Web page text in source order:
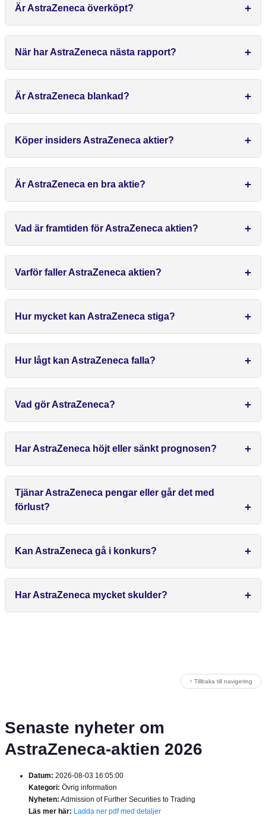
Är AstraZeneca överköpt?
När har AstraZeneca nästa rapport?
Är AstraZeneca blankad?
Köper insiders AstraZeneca aktier?
Är AstraZeneca en bra aktie?
Vad är framtiden för AstraZeneca aktien?
Varför faller AstraZeneca aktien?
Hur mycket kan AstraZeneca stiga?
Hur lågt kan AstraZeneca falla?
Vad gör AstraZeneca?
Har AstraZeneca höjt eller sänkt prognosen?
Tjänar AstraZeneca pengar eller går det med
förlust?
Kan AstraZeneca gå i konkurs?
Har AstraZeneca mycket skulder?
↑ Tillbaka till navigering
Senaste nyheter om
AstraZeneca-aktien 2026
Datum: 2026-08-03 16:05:00
Kategori: Övrig information
Nyheten: Admission of Further Securities to Trading
Läs mer här: Ladda ner pdf med detaljer